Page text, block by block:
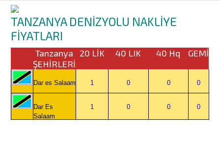
TANZANYA DENİZYOLU NAKLİYE
FİYATLARI
Tanzanya
ŞEHİRLERİ
20 LİK 40 LIK 40 Hq GEMİ
Dar es Salaam 1 0 0 0
Dar Es
Salaam
1 0 0 0